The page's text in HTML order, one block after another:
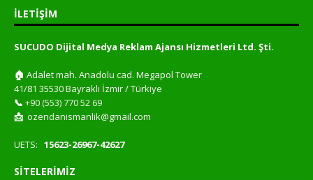
İLETIŞIM
SUCUDO Dijital Medya Reklam Ajansı Hizmetleri Ltd. Şti.
🏠 Adalet mah. Anadolu cad. Megapol Tower
41/81 35530 Bayraklı İzmir / Türkiye
📞 +90 (553) 770 52 69
📩 ozendanismanlik@gmail.com
UETS: 15623-26967-42627
SITELERIMIZ